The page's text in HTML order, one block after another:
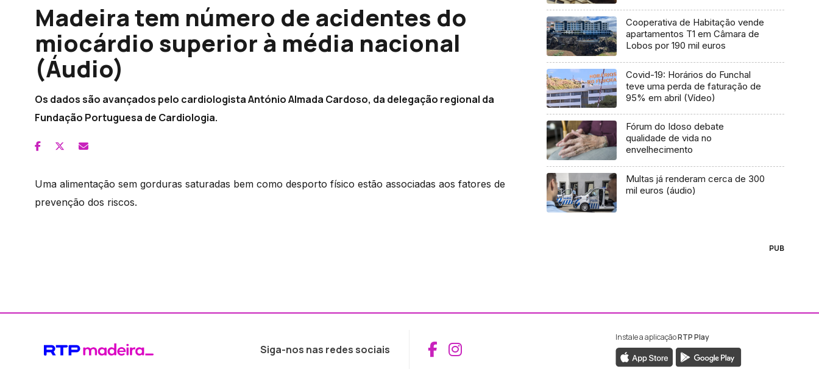
Madeira tem número de acidentes do
miocárdio superior à média nacional
(Áudio)
Os dados são avançados pelo cardiologista António Almada Cardoso, da delegação regional da
Fundação Portuguesa de Cardiologia.
Uma alimentação sem gorduras saturadas bem como desporto físico estão associadas aos fatores de
prevenção dos riscos.
Cooperativa de Habitação vende
apartamentos T1 em Câmara de
Lobos por 190 mil euros
Covid-19: Horários do Funchal
teve uma perda de faturação de
95% em abril (Vídeo)
Fórum do Idoso debate
qualidade de vida no
envelhecimento
Multas já renderam cerca de 300
mil euros (áudio)
PUB
Siga-nos nas redes sociais Aceder ao Facebook da RTP Madeira
Aceder ao Instagram da RTP Madeira
Instale a aplicaçãoRTP Play